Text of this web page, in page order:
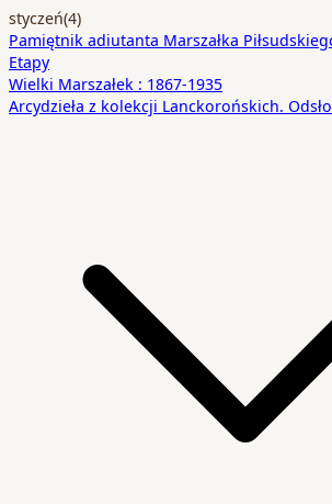
styczeń(4)
Pamiętnik adiutanta Marszałka
Etapy
Wielki Marszałek : 1867-1935
Arcydzieła z kolekcji Lanckorońskich.